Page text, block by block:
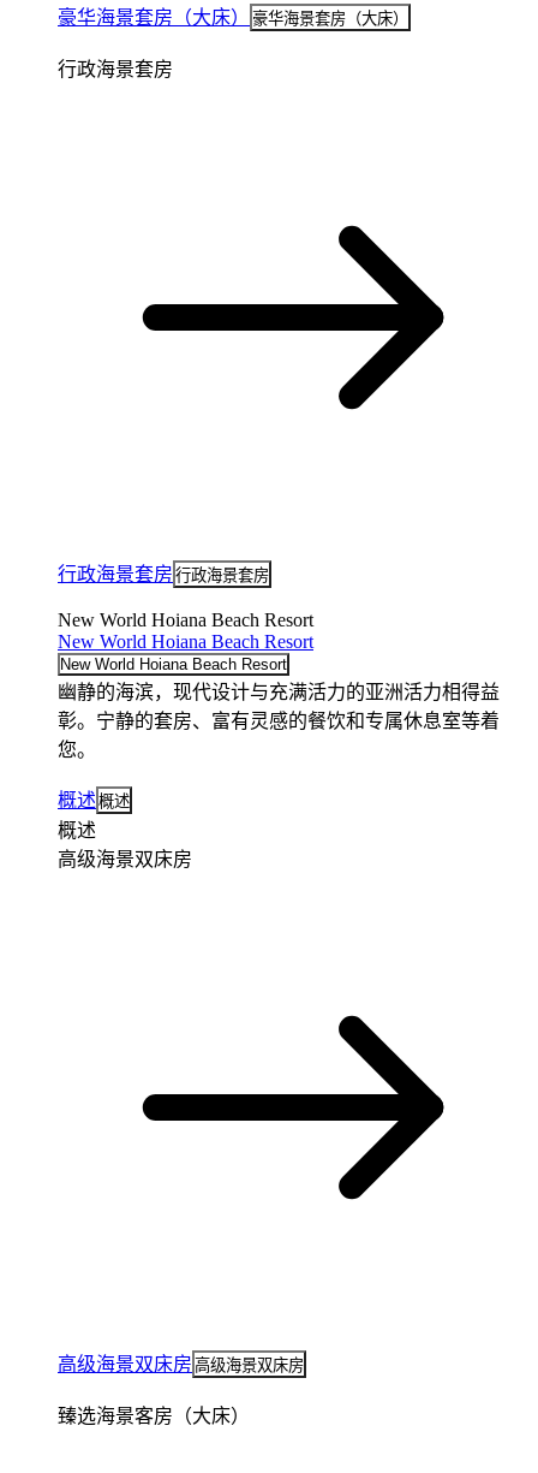
豪华海景套房（大床） 豪华海景套房（大床）
行政海景套房
行政海景套房 行政海景套房
New World Hoiana Beach Resort
New World Hoiana Beach Resort
New World Hoiana Beach Resort
幽静的海滨，现代设计与充满活力的亚洲活力相得益
彰。宁静的套房、富有灵感的餐饮和专属休息室等着
您。
概述 概述
概述
高级海景双床房
高级海景双床房 高级海景双床房
臻选海景客房（大床）